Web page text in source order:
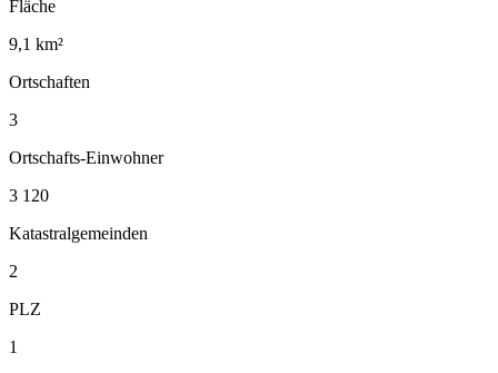
Fläche
9,1 km²
Ortschaften
3
Ortschafts-Einwohner
3 120
Katastralgemeinden
2
PLZ
1